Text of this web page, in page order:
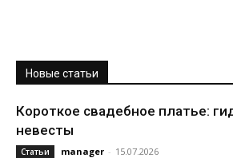
Новые статьи
Короткое свадебное платье:
невесты
Статьи manager - 15.07.2026